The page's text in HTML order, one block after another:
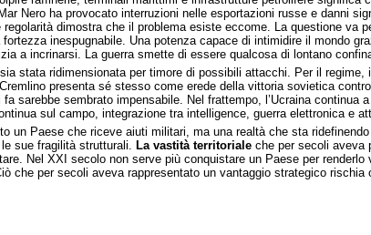
Nero ha provocato interruzioni nelle esportazioni russe e danni
dimostra che il problema esiste eccome. La questione va
inespugnabile. Una potenza capace di intimidire il mondo
a incrinarsi. La guerra smette di essere qualcosa di lontano
stata ridimensionata per timore di possibili attacchi. Per il regime, il
presenta sé stesso come erede della vittoria sovietica
sarebbe sembrato impensabile. Nel frattempo, l’Ucraina continua
sul campo, integrazione tra intelligence, guerra elettronica e
un Paese che riceve aiuti militari, ma una realtà che sta
sue fragilità strutturali. La vastità territoriale che per secoli aveva
Nel XXI secolo non serve più conquistare un Paese per
che per secoli aveva rappresentato un vantaggio strategico